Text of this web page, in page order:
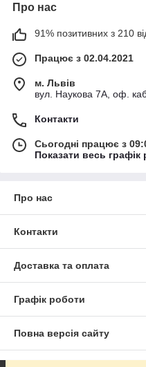
Про нас
91% позитивних з 210
Працює з 02.04.2021
м. Львів
вул. Наукова 7А, оф.
Контакти
Сьогодні працює з
Показати весь графік
Про нас
Контакти
Доставка та оплата
Графік роботи
Повна версія сайту